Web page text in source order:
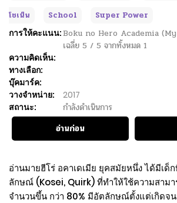
โชเน็น
School
Super Power
การให้คะแนน:Boku no Hero Academia
เฉลี่ย 5 / 5 จากทั้งหมด 1
ความคิดเห็น:
ทางเลือก:
บุ๊คมาร์ค:
วางจำหน่าย:
2017
สถานะ:
กำลังดำเนินการ
อ่านก่อน
อ่านมายฮีโร่ อคาเดเมีย ยุคสมัยหนึ่ง ได้มีเด็
ลักษณ์ (Kosei, Quirk) ที่ทำให้ใช้ความสามา
จำนวนขึ้น กว่า 80% มีอัตลักษณ์ตั้งแต่เกิดจ